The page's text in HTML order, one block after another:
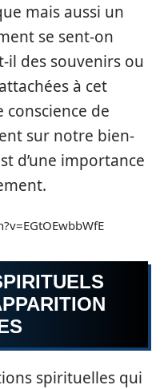
mais aussi un
se sent-on
il des souvenirs ou
à cet
de
sur notre bien-
d’une importance
spirituelles qui